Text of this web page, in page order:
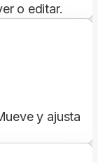
o editar.
y ajusta